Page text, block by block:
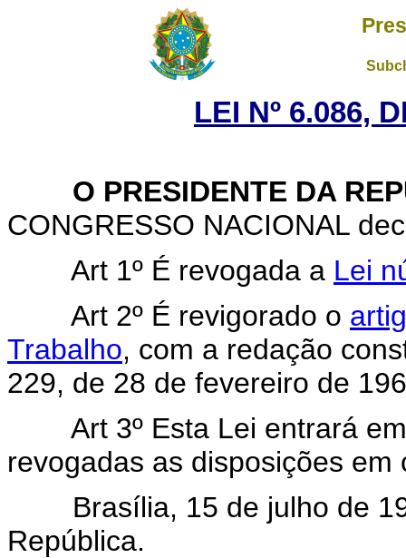
LEI Nº 6.086,
O PRESIDENTE DA
CONGRESSO NACIONAL
Art 1º É revogada a Lei
Art 2º É revigorado o
Trabalho, com a redação
229, de 28 de fevereiro de
Art 3º Esta Lei entrará
revogadas as disposições em
Brasília, 15 de julho de
República.